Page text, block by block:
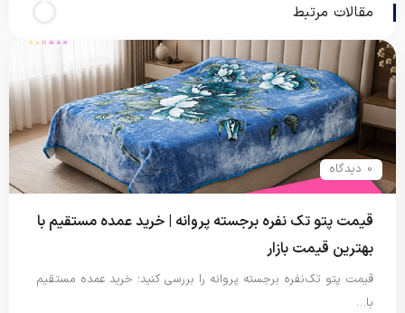
مقالات مرتبط
0 دیدگاه
قیمت پتو تک نفره برجسته پروانه | خرید عمده مستقیم با
بهترین قیمت بازار
قیمت پتو تک‌نفره برجسته پروانه را بررسی کنید؛ خرید عمده مستقیم
با…